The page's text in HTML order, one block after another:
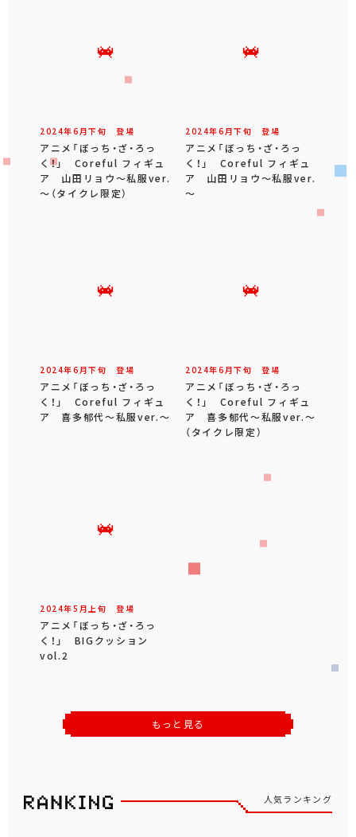
2024年6 月下旬 登場
アニメ「ぼっち・ざ・ろっ
く！」 Coreful フィギュ
ア 山田リョウ～私服ver.
～（タイクレ限定）
2024年6 月下旬 登場
アニメ「ぼっち・ざ・ろっ
く！」 Coreful フィギュ
ア 山田リョウ～私服ver.
～
2024年6 月下旬 登場
アニメ「ぼっち・ざ・ろっ
く！」 Coreful フィギュ
ア 喜多郁代～私服ver.～
2024年6 月下旬 登場
アニメ「ぼっち・ざ・ろっ
く！」 Coreful フィギュ
ア 喜多郁代～私服ver.～
（タイクレ限定）
2024年5 月 上旬 登場
アニメ「ぼっち・ざ・ろっ
く！」 BIGクッション
vol.2
もっと見る
人気ランキング